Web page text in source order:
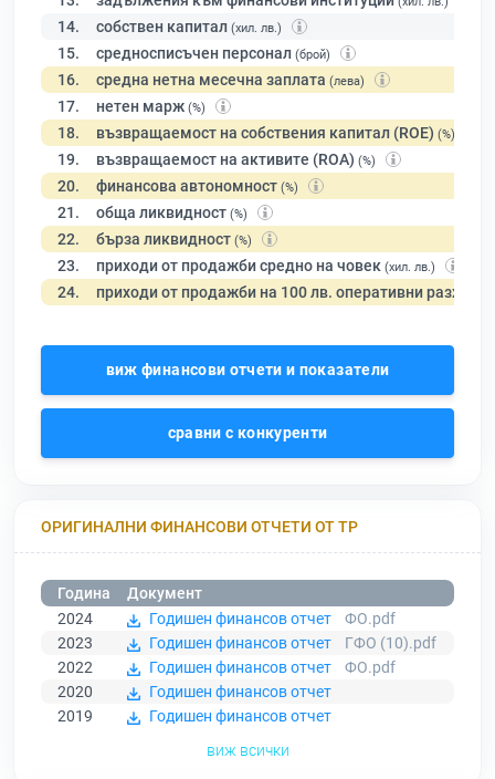
14. собствен капитал (хил. лв.)
15. средносписъчен персонал (брой)
16. средна нетна месечна заплата (лева)
17. нетен марж (%)
18. възвращаемост на собствения капитал (ROE) (%)
19. възвращаемост на активите (ROA) (%)
20. финансова автономност (%)
21. обща ликвидност (%)
22. бърза ликвидност (%)
23. приходи от продажби средно на човек (хил. лв.)
24. приходи от продажби на 100 лв. оперативни разходи
виж финансови отчети и показатели
сравни с конкуренти
ОРИГИНАЛНИ ФИНАНСОВИ ОТЧЕТИ ОТ ТР
Година
Документ
2024
Годишен финансов отчет
ФО.pdf
2023
Годишен финансов отчет
ГФО (10).pdf
2022
Годишен финансов отчет
ФО.pdf
2020
Годишен финансов отчет
2019
Годишен финансов отчет
виж всички